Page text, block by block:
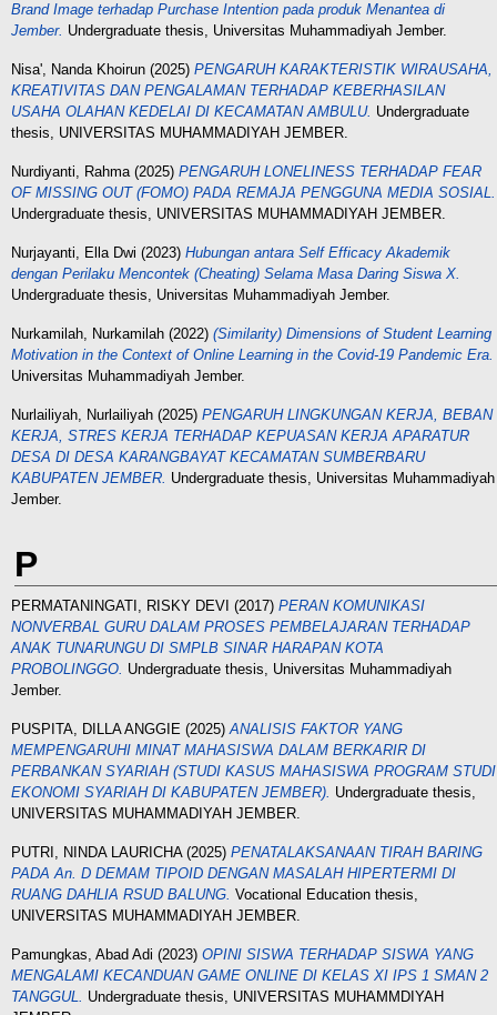
Brand Image terhadap Purchase Intention pada produk Menantea di
Jember. Undergraduate thesis, Universitas Muhammadiyah Jember.
Nisa', Nanda Khoirun (2025) PENGARUH KARAKTERISTIK WIRAUSAHA,
KREATIVITAS DAN PENGALAMAN TERHADAP KEBERHASILAN
USAHA OLAHAN KEDELAI DI KECAMATAN AMBULU. Undergraduate
thesis, UNIVERSITAS MUHAMMADIYAH JEMBER.
Nurdiyanti, Rahma(2025) PENGARUH LONELINESS TERHADAP FEAR
OF MISSING OUT (FOMO) PADA REMAJA PENGGUNA MEDIA SOSIAL.
Undergraduate thesis, UNIVERSITAS MUHAMMADIYAH JEMBER.
Nurjayanti, Ella Dwi (2023) Hubungan antara Self Efficacy Akademik
dengan Perilaku Mencontek (Cheating) Selama Masa Daring Siswa X.
Undergraduate thesis, Universitas Muhammadiyah Jember.
Nurkamilah, Nurkamilah (2022) (Similarity) Dimensions of Student Learning
Motivation in the Context of Online Learning in the Covid-19 Pandemic Era.
Universitas Muhammadiyah Jember.
Nurlailiyah, Nurlailiyah (2025) PENGARUH LINGKUNGAN KERJA, BEBAN
KERJA, STRES KERJA TERHADAP KEPUASAN KERJA APARATUR
DESA DI DESA KARANGBAYAT KECAMATAN SUMBERBARU
KABUPATEN JEMBER. Undergraduate thesis, Universitas Muhammadiyah
Jember.
P
PERMATANINGATI, RISKY DEVI (2017) PERAN KOMUNIKASI
NONVERBAL GURU DALAM PROSES PEMBELAJARAN TERHADAP
ANAK TUNARUNGU DI SMPLB SINAR HARAPAN KOTA
PROBOLINGGO. Undergraduate thesis, Universitas Muhammadiyah
Jember.
PUSPITA, DILLA ANGGIE (2025)ANALISIS FAKTOR YANG
MEMPENGARUHI MINAT MAHASISWA DALAM BERKARIR DI
PERBANKAN SYARIAH (STUDI KASUS MAHASISWA PROGRAM STUDI
EKONOMI SYARIAH DI KABUPATEN JEMBER). Undergraduate thesis,
UNIVERSITAS MUHAMMADIYAH JEMBER.
PUTRI, NINDA LAURICHA(2025) PENATALAKSANAAN TIRAH BARING
PADA An. D DEMAM TIPOID DENGAN MASALAH HIPERTERMI DI
RUANG DAHLIA RSUD BALUNG. Vocational Education thesis,
UNIVERSITAS MUHAMMADIYAH JEMBER.
Pamungkas, Abad Adi (2023) OPINI SISWA TERHADAP SISWA YANG
MENGALAMI KECANDUAN GAME ONLINE DI KELAS XI IPS 1 SMAN 2
TANGGUL. Undergraduate thesis, UNIVERSITAS MUHAMMDIYAH